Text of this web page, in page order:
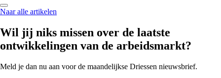
Naar alle artikelen
Wil jij niks missen over de laatste
ontwikke­lingen van de arbeidsmarkt?
Meld je dan nu aan voor de maandelijkse Driessen nieuwsbrief.